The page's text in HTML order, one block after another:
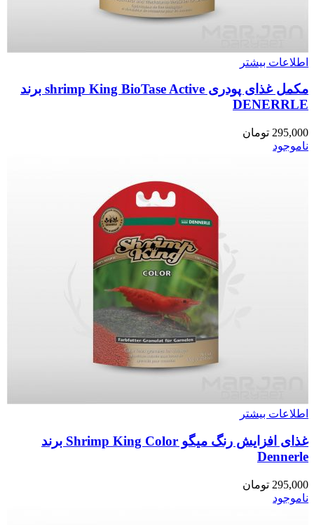
اطلاعات بیشتر
مکمل غذای پودری shrimp King BioTase Active برند
DENERRLE
295,000 تومان
ناموجود
اطلاعات بیشتر
غذای افزایش رنگ میگو Shrimp King Color برند
Dennerle
295,000 تومان
ناموجود